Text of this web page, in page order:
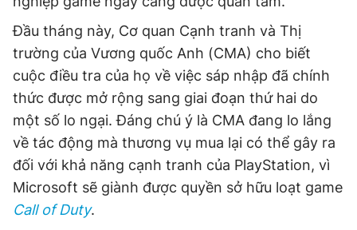
Đầu tháng này, Cơ quan Cạnh tranh và Thị
trường của Vương quốc Anh (CMA) cho biết
cuộc điều tra của họ về việc sáp nhập đã chính
thức được mở rộng sang giai đoạn thứ hai do
một số lo ngại. Đáng chú ý là CMA đang lo lắng
về tác động mà thương vụ mua lại có thể gây ra
đối với khả năng cạnh tranh của PlayStation, vì
Microsoft sẽ giành được quyền sở hữu loạt game
Call of Duty.